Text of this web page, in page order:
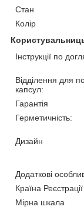
Стан
Колір
Інструкції по
Відділення для
капсул:
Гарантія
Герметичність:
Дизайн
Додаткові
Країна Реєстрації
Мірна шкала